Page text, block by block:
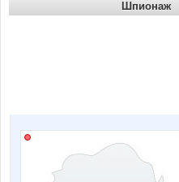
Шпионаж